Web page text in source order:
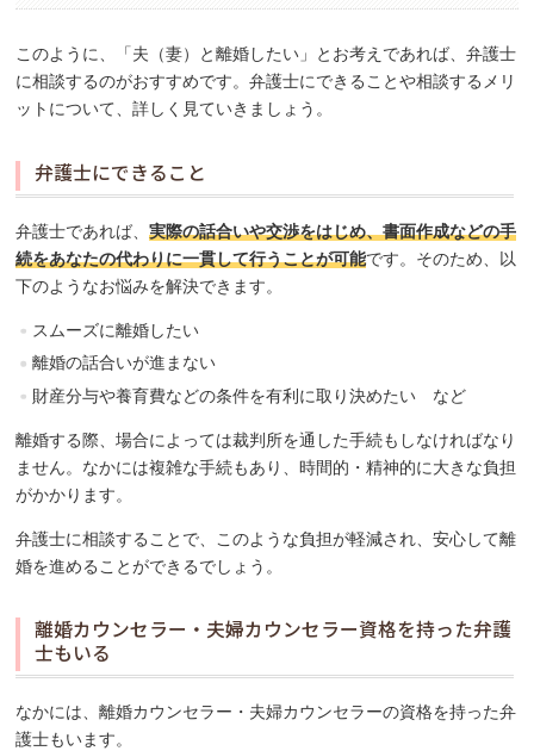
このように、「夫（妻）と離婚したい」とお考えであれば、弁護士
に相談するのがおすすめです。弁護士にできることや相談するメリ
ットについて、詳しく見ていきましょう。
弁護士にできること
弁護士であれば、実際の話合いや交渉をはじめ、書面作成などの手
続をあなたの代わりに一貫して行うことが可能です。そのため、以
下のようなお悩みを解決できます。
スムーズに離婚したい
離婚の話合いが進まない
財産分与や養育費などの条件を有利に取り決めたい など
離婚する際、場合によっては裁判所を通した手続もしなければなり
ません。なかには複雑な手続もあり、時間的・精神的に大きな負担
がかかります。
弁護士に相談することで、このような負担が軽減され、安心して離
婚を進めることができるでしょう。
離婚カウンセラー・夫婦カウンセラー資格を持った弁護
士もいる
なかには、離婚カウンセラー・夫婦カウンセラーの資格を持った弁
護士もいます。